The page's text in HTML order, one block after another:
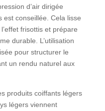
d’air dirigée
est conseillée. Cela lisse
frisottis et prépare
durable. L’utilisation
pour structurer le
un rendu naturel aux
produits coiffants légers
légers viennent